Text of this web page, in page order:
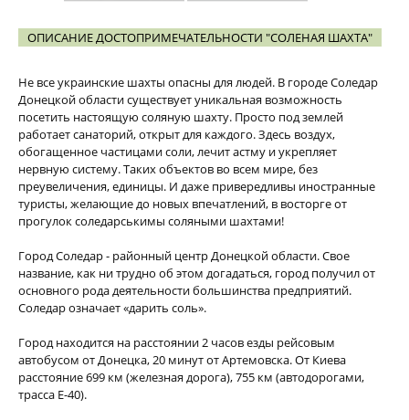
ОПИСАНИЕ ДОСТОПРИМЕЧАТЕЛЬНОСТИ "СОЛЕНАЯ ШАХТА"
Не все украинские шахты опасны для людей. В городе Соледар
Донецкой области существует уникальная возможность
посетить настоящую соляную шахту. Просто под землей
работает санаторий, открыт для каждого. Здесь воздух,
обогащенное частицами соли, лечит астму и укрепляет
нервную систему. Таких объектов во всем мире, без
преувеличения, единицы. И даже привередливы иностранные
туристы, желающие до новых впечатлений, в восторге от
прогулок соледарськимы соляными шахтами!
Город Соледар - районный центр Донецкой области. Свое
название, как ни трудно об этом догадаться, город получил от
основного рода деятельности большинства предприятий.
Соледар означает «дарить соль».
Город находится на расстоянии 2 часов езды рейсовым
автобусом от Донецка, 20 минут от Артемовска. От Киева
расстояние 699 км (железная дорога), 755 км (автодорогами,
трасса Е-40).